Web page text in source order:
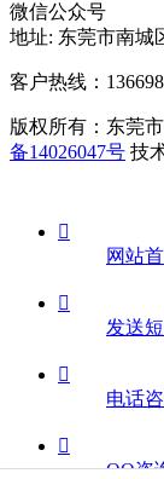
微信公众号
地址: 东莞市南城
客户热线：
版权所有：东莞
备14026047号 技

网站

发送

电话

QQ咨